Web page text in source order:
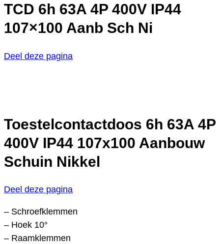
TCD 6h 63A 4P 400V IP44
107×100 Aanb Sch Ni
Deel deze pagina
Toestelcontactdoos 6h 63A 4P
400V IP44 107x100 Aanbouw
Schuin Nikkel
Deel deze pagina
– Schroefklemmen
– Hoek 10°
– Raamklemmen